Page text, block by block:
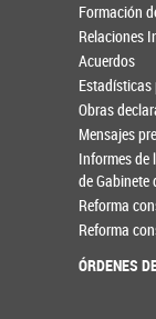
Formación
Relaciones
Acuerdos
Obras
Mensajes
Informes de
de Gabinete
Reforma
Reforma
ÓRDENES